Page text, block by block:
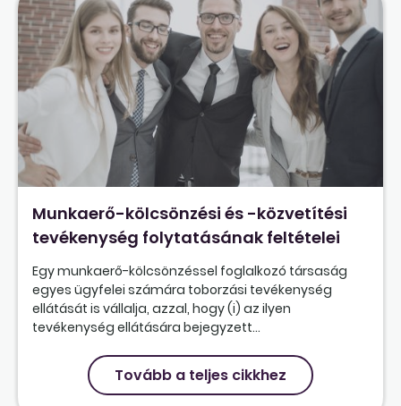
Munkaerő-kölcsönzési és -közvetítési
tevékenység folytatásának feltételei
Egy munkaerő-kölcsönzéssel foglalkozó társaság
egyes ügyfelei számára toborzási tevékenység
ellátását is vállalja, azzal, hogy (i) az ilyen
tevékenység ellátására bejegyzett...
Tovább a teljes cikkhez